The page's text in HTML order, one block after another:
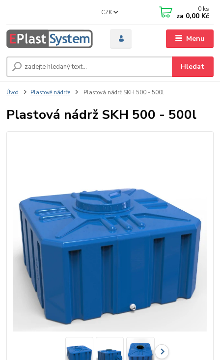
Menu
CZK
Hledat
0 ks
za 0,00 Kč
Úvod Plastové nádrže Plastová nádrž SKH 500 - 500l
Plastová nádrž SKH 500 - 500l